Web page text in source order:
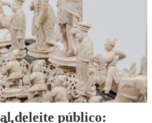
deleite público: